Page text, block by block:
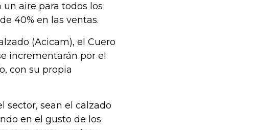
aire para todos los
40% en las ventas.
(Acicam), el Cuero
incrementarán por el
con su propia
sector, sean el calzado
en el gusto de los